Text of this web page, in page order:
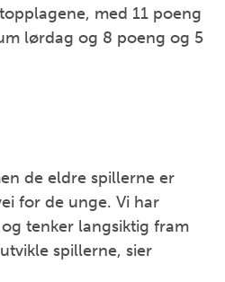
med 11 poeng
lørdag og 8 poeng og 5
de eldre spillerne er
for de unge. Vi har
tenker langsiktig fram
spillerne, sier